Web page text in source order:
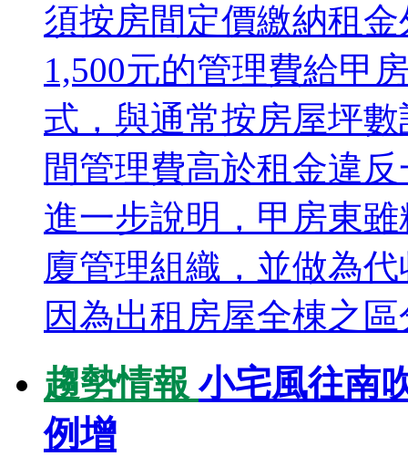
須按房間定價繳納租
1,500元的管理費給甲
式，與通常按房屋坪
間管理費高於租金違
進一步說明，甲房東
廈管理組織，並做為
因為出租房屋全棟之
趨勢情報小宅風往南
例增